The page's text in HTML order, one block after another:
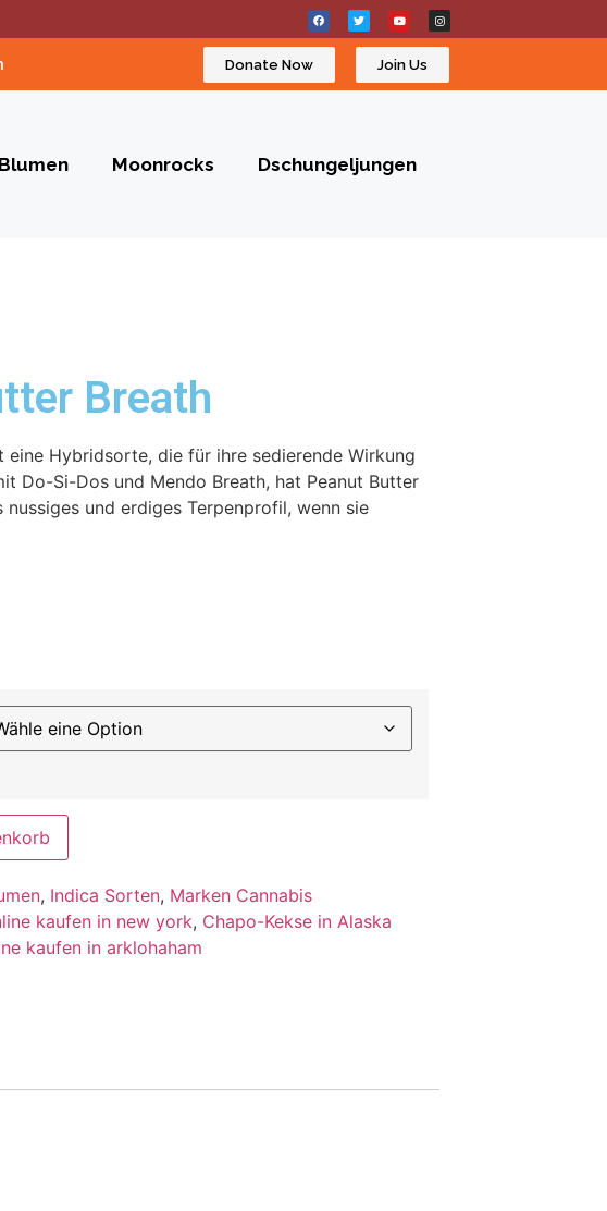
Donate Now Join Us
Blumen Moonrocks Dschungeljungen
Breath
eine Hybridsorte, die für ihre sedierende Wirkung
Do-Si-Dos und Mendo Breath, hat Peanut Butter
und erdiges Terpenprofil, wenn sie
, Indica Sorten, Marken Cannabis
kaufen in new york, Chapo-Kekse in Alaska
kaufen in arklohaham